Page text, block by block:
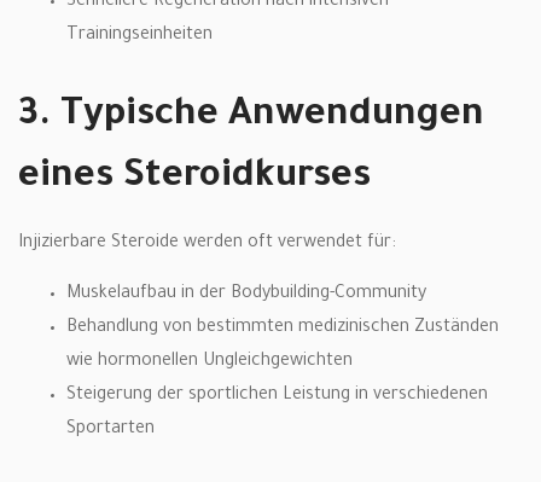
Trainingseinheiten
3. Typische Anwendungen
eines Steroidkurses
Injizierbare Steroide werden oft verwendet für:
Muskelaufbau in der Bodybuilding-Community
Behandlung von bestimmten medizinischen Zuständen
wie hormonellen Ungleichgewichten
Steigerung der sportlichen Leistung in verschiedenen
Sportarten